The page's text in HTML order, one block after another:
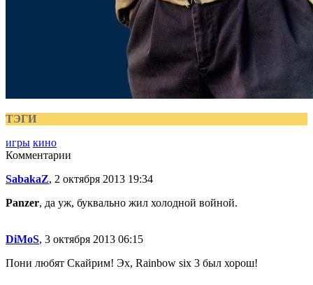
ТЭГИ
игры кино
Комментарии
SabakaZ, 2 октября 2013 19:34
Panzer, да уж, буквально жил холодной войной.
DiMoS, 3 октября 2013 06:15
Пони любят Скайрим! Эх, Rainbow six 3 был хорош!